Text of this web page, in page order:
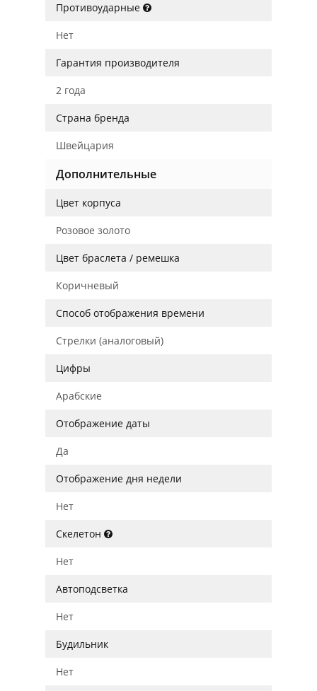
Противоударные
Нет
Гарантия производителя
2 года
Страна бренда
Швейцария
Дополнительные
Цвет корпуса
Розовое золото
Цвет браслета / ремешка
Коричневый
Способ отображения времени
Стрелки (аналоговый)
Цифры
Арабские
Отображение даты
Да
Отображение дня недели
Нет
Скелетон
Нет
Автоподсветка
Нет
Будильник
Нет